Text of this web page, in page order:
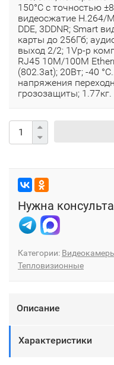
150°C с точностью
видеосжатие H.264/
DDE, 3DDNR; Smart
карты до 256Гб;
выход 2/2; 1Vp-p
RJ45 10M/100M
(802.3at); 20Вт; -40
напряжения
грозозащиты; 1.77кг.
Нужна
Категории:
Тепловизионные
Описание
Характеристики